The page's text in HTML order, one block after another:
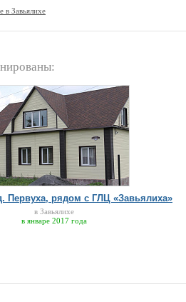
Показать все в Завьялихе
Первуха, рядом с ГЛЦ «Завьялиха»
в Завьялихе
в январе 2017 года